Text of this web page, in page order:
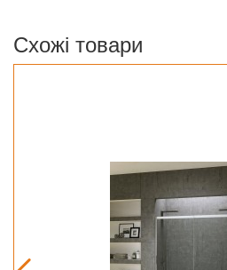
Схожі товари